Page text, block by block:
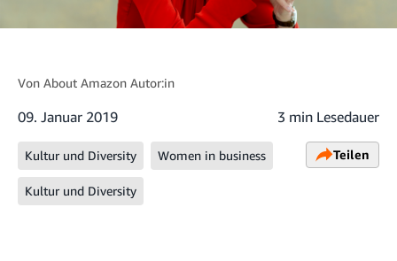
Von About Amazon Autor:in
09. Januar 2019 3 min Lesedauer
Kultur und Diversity Women in business
Kultur und Diversity
Teilen